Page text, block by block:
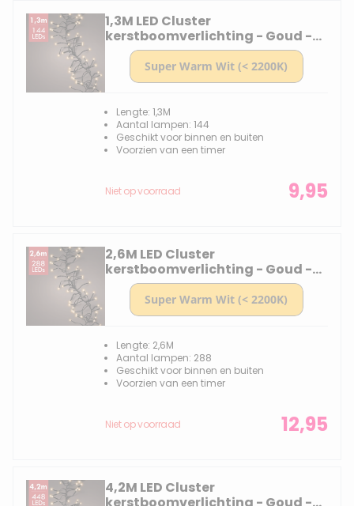
1,3M LED Cluster
kerstboomverlichting - Goud -
144 lampjes - Dimbaar
Lengte: 1,3M
Aantal lampen: 144
Geschikt voor binnen en buiten
Voorzien van een timer
Niet op voorraad 9,95
2,6M LED Cluster
kerstboomverlichting - Goud -
288 lampjes - Dimbaar
Lengte: 2,6M
Aantal lampen: 288
Geschikt voor binnen en buiten
Voorzien van een timer
Niet op voorraad 12,95
4,2M LED Cluster